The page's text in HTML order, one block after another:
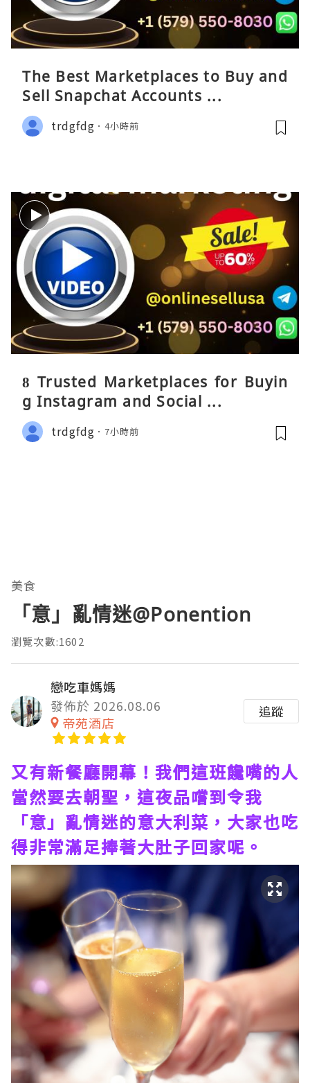
The Best Marketplaces to Buy and
Sell Snapchat Accounts ...
trdgfdg 4小時前
8 Trusted Marketplaces for Buyin
g Instagram and Social ...
trdgfdg 7小時前
美食
「意」亂情迷@Ponention
瀏覽次數:1602
戀吃車媽媽
發佈於 2026.08.06
帝苑酒店
追蹤
又有新餐廳開幕！我們這班饞嘴的人
當然要去朝聖，這夜品嚐到令我
「意」亂情迷的意大利菜，大家也吃
得非常滿足捧著大肚子回家呢。